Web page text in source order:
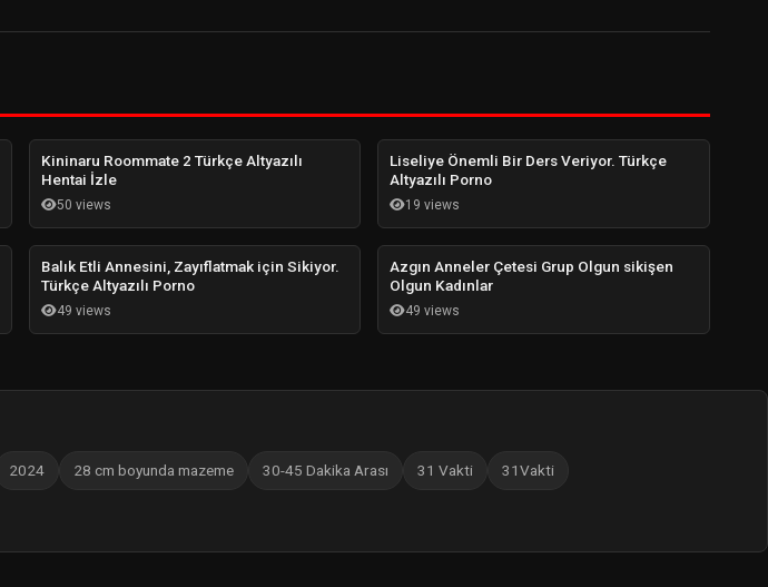
Kininaru Roommate 2 Türkçe Altyazılı
Hentai İzle
50 views
Liseliye Önemli Bir Ders Veriyor. Türkçe
Altyazılı Porno
19 views
Balık Etli Annesini, Zayıflatmak için Sikiyor.
Türkçe Altyazılı Porno
49 views
Azgın Anneler Çetesi Grup Olgun sikişen
Olgun Kadınlar
49 views
2024 28 cm boyunda mazeme 30-45 Dakika Arası 31 Vakti 31Vakti